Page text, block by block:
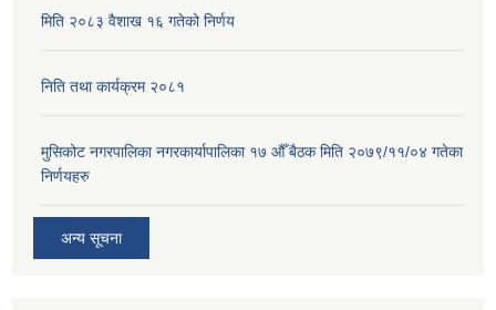
मिति २०८३ वैशाख १६ गतेको निर्णय
निति तथा कार्यक्रम २०८१
मुसिकोट नगरपालिका नगरकार्यापालिका १७ औँ बैठक मिति २०७९/११/०४ गतेका
निर्णयहरु
अन्य सूचना